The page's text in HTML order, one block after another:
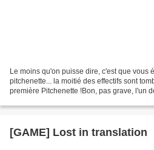
Le moins qu'on puisse dire, c'est que vous
pitchenette... la moitié des effectifs sont
première Pitchenette !Bon, pas grave, l'un
[GAME] Lost in translation